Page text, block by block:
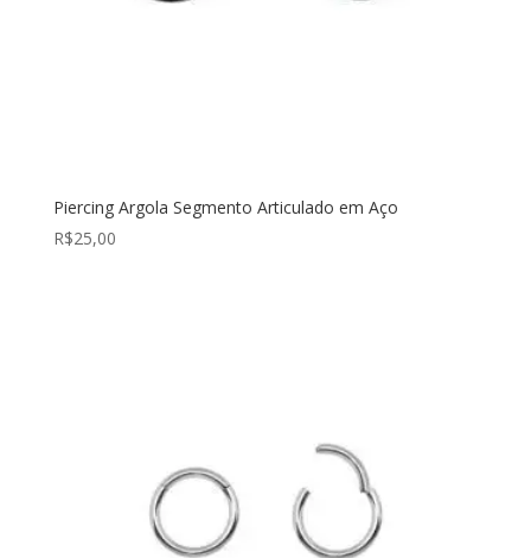
Piercing Argola Segmento Articulado em Aço
R$25,00